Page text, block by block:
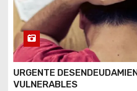
URGENTE
VULNERABLES